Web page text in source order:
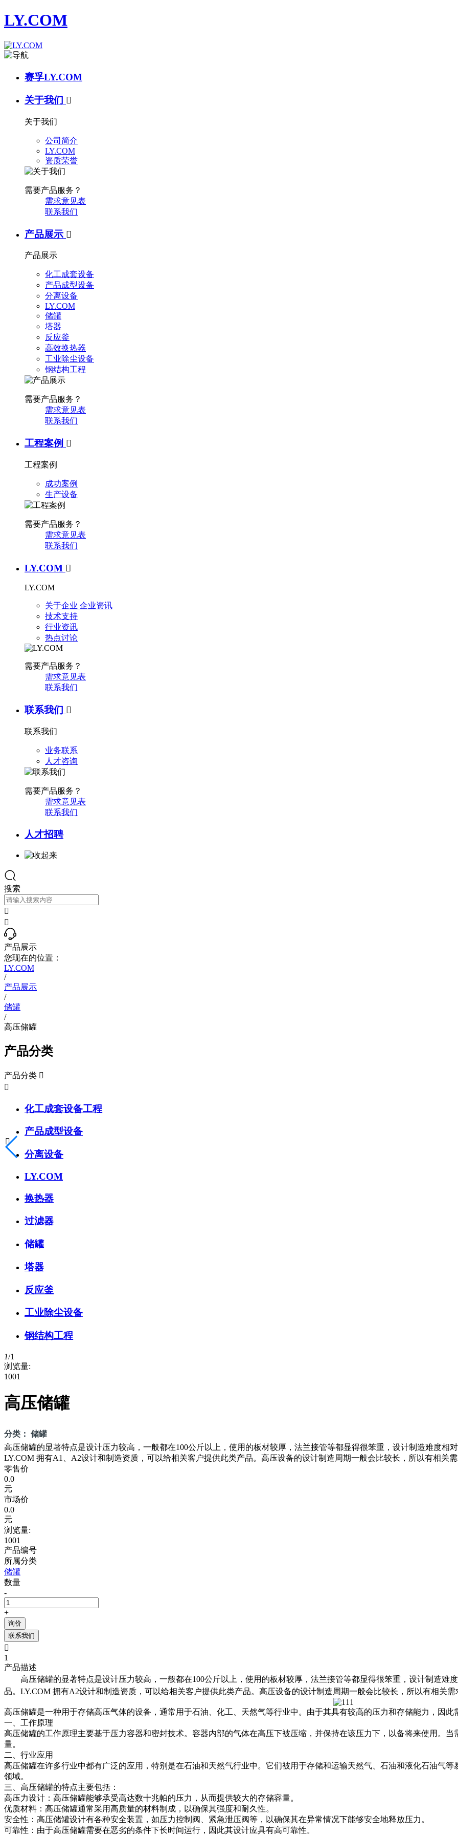
LY.COM
赛孚LY.COM
关于我们 
关于我们
公司简介
LY.COM
资质荣誉
需要产品服务？
需求意见表
联系我们
产品展示 
产品展示
化工成套设备
产品成型设备
分离设备
LY.COM
储罐
塔器
反应釜
高效换热器
工业除尘设备
钢结构工程
需要产品服务？
需求意见表
联系我们
工程案例 
工程案例
成功案例
生产设备
需要产品服务？
需求意见表
联系我们
LY.COM 
LY.COM
关于企业 企业资讯
技术支持
行业资讯
热点讨论
需要产品服务？
需求意见表
联系我们
联系我们 
联系我们
业务联系
人才咨询
需要产品服务？
需求意见表
联系我们
人才招聘
搜索


产品展示
您现在的位置：
LY.COM
/
产品展示
/
储罐
/
高压储罐
产品分类
产品分类 

化工成套设备工程
产品成型设备
分离设备
LY.COM
换热器
过滤器
储罐
塔器
反应釜
工业除尘设备
钢结构工程
1/1
浏览量:
1001
高压储罐
分类： 储罐
高压储罐的显著特点是设计压力较高，一般都在100公斤以上，使用的板材较厚，法兰接管等都显得很笨重，设计制造难度相
LY.COM 拥有A1、A2设计和制造资质，可以给相关客户提供此类产品。高压设备的设计制造周期一般会比较长，所以有相关
零售价
0.0
元
市场价
0.0
元
浏览量:
1001
产品编号
所属分类
储罐
数量
-
+
询价
联系我们

1
产品描述
高压储罐的显著特点是设计压力较高，一般都在100公斤以上，使用的板材较厚，法兰接管等都显得很笨重，设计制造难
品。LY.COM 拥有A2设计和制造资质，可以给相关客户提供此类产品。高压设备的设计制造周期一般会比较长，所以有相关
高压储罐是一种用于存储高压气体的设备，通常用于石油、化工、天然气等行业中。由于其具有较高的压力和存储能力，因
一、工作原理
高压储罐的工作原理主要基于压力容器和密封技术。容器内部的气体在高压下被压缩，并保持在该压力下，以备将来使用。
量。
二、行业应用
高压储罐在许多行业中都有广泛的应用，特别是在石油和天然气行业中。它们被用于存储和运输天然气、石油和液化石油气
领域。
三、高压储罐的特点主要包括：
高压力设计：高压储罐能够承受高达数十兆帕的压力，从而提供较大的存储容量。
优质材料：高压储罐通常采用高质量的材料制成，以确保其强度和耐久性。
安全性：高压储罐设计有各种安全装置，如压力控制阀、紧急泄压阀等，以确保其在异常情况下能够安全地释放压力。
可靠性：由于高压储罐需要在恶劣的条件下长时间运行，因此其设计应具有高可靠性。
